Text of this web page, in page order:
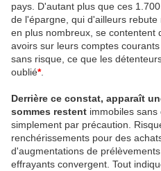
pays. D'autant plus que ces
de l'épargne, qui d'ailleurs
en plus nombreux, se contentent
avoirs sur leurs comptes
sans risque, ce que les
oublié*.
Derrière ce constat, apparaît
sommes restent immobiles
simplement par précaution.
renchérissements pour des
d'augmentations de
effrayants convergent. Tout